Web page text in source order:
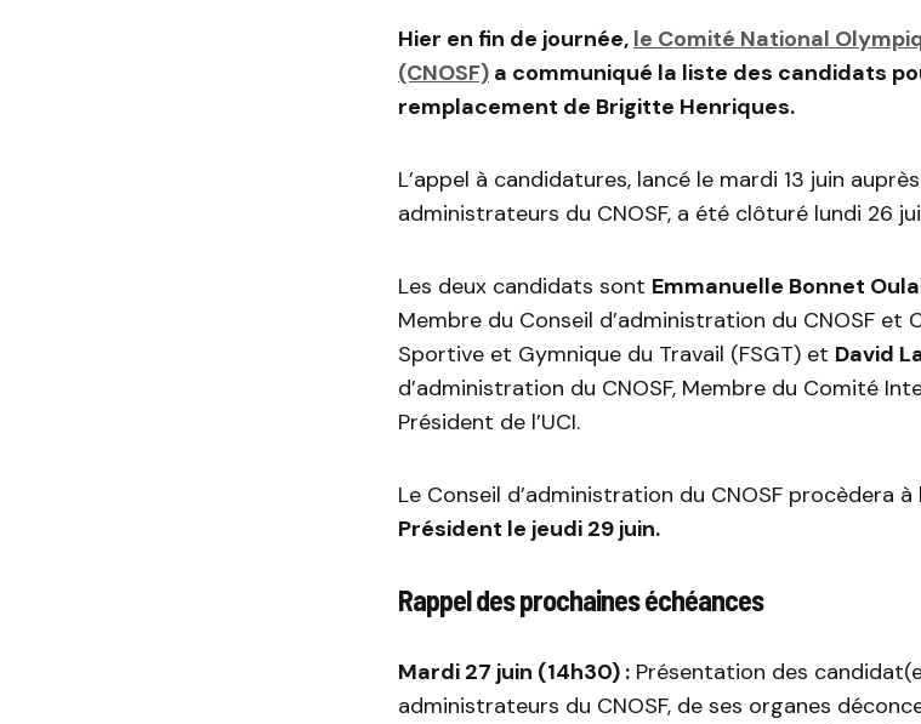
Hier en fin de journée, le Comité National
(CNOSF) a communiqué la liste des candidats
remplacement de Brigitte Henriques.
L’appel à candidatures, lancé le mardi 13 juin
administrateurs du CNOSF, a été clôturé lundi 26
Les deux candidats sont Emmanuelle Bonnet
Membre du Conseil d’administration du CNOSF et
Sportive et Gymnique du Travail (FSGT) et David
d’administration du CNOSF, Membre du Comité
Président de l’UCI.
Le Conseil d’administration du CNOSF procèdera à
Président le jeudi 29 juin.
Rappel des prochaines échéances
Mardi 27 juin (14h30) : Présentation des
administrateurs du CNOSF, de ses organes